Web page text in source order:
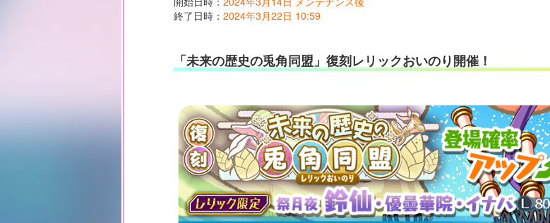
終了日時： 2024年3月22日 10:59
「未来の歴史の兎角同盟」復刻レリックおいのり開催！